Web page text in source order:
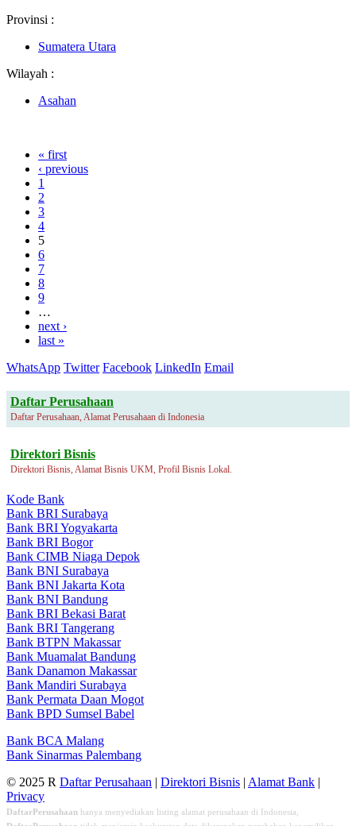
Provinsi :
Sumatera Utara
Wilayah :
Asahan
« first
‹ previous
1
2
3
4
5
6
7
8
9
…
next ›
last »
WhatsApp Twitter Facebook LinkedIn Email
Daftar Perusahaan
Daftar Perusahaan, Alamat Perusahaan di Indonesia
Direktori Bisnis
Direktori Bisnis, Alamat Bisnis UKM, Profil Bisnis Lokal.
Kode Bank
Bank BRI Surabaya
Bank BRI Yogyakarta
Bank BRI Bogor
Bank CIMB Niaga Depok
Bank BNI Surabaya
Bank BNI Jakarta Kota
Bank BNI Bandung
Bank BRI Bekasi Barat
Bank BRI Tangerang
Bank BTPN Makassar
Bank Muamalat Bandung
Bank Danamon Makassar
Bank Mandiri Surabaya
Bank Permata Daan Mogot
Bank BPD Sumsel Babel
Bank BCA Malang
Bank Sinarmas Palembang
© 2025 R Daftar Perusahaan | Direktori Bisnis | Alamat Bank |
Privacy
DaftarPerusahaan hanya menyediakan listing alamat perusahaan di Indonesia,